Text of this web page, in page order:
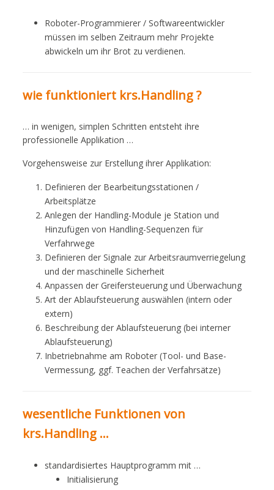
Roboter-Programmierer / Softwareentwickler
müssen im selben Zeitraum mehr Projekte
abwickeln um ihr Brot zu verdienen.
wie funktioniert krs.Handling ?
… in wenigen, simplen Schritten entsteht ihre
professionelle Applikation …
Vorgehensweise zur Erstellung ihrer Applikation:
Definieren der Bearbeitungsstationen /
Arbeitsplätze
Anlegen der Handling-Module je Station und
Hinzufügen von Handling-Sequenzen für
Verfahrwege
Definieren der Signale zur Arbeitsraumverriegelung
und der maschinelle Sicherheit
Anpassen der Greifersteuerung und Überwachung
Art der Ablaufsteuerung auswählen (intern oder
extern)
Beschreibung der Ablaufsteuerung (bei interner
Ablaufsteuerung)
Inbetriebnahme am Roboter (Tool- und Base-
Vermessung, ggf. Teachen der Verfahrsätze)
wesentliche Funktionen von
krs.Handling …
standardisiertes Hauptprogramm mit …
Initialisierung